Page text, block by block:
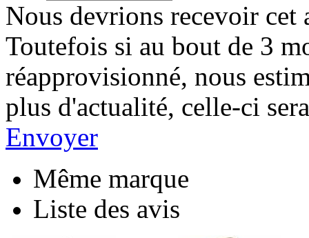
Nous devrions recevoir cet
Toutefois si au bout de 3
réapprovisionné, nous
plus d'actualité, celle-ci
Envoyer
Même marque
Liste des avis